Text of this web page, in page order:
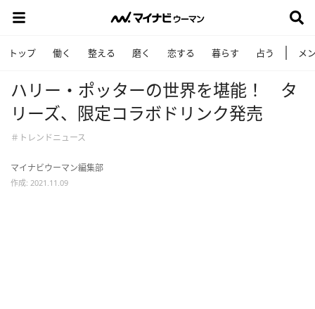
トップ 働く 整える 磨く 恋する 暮らす 占う メ
ハリー・ポッターの世界を堪能！ タ
リーズ、限定コラボドリンク発売
＃トレンドニュース
マイナビウーマン編集部
作成: 2021.11.09